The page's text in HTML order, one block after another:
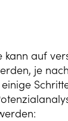
kann auf
je